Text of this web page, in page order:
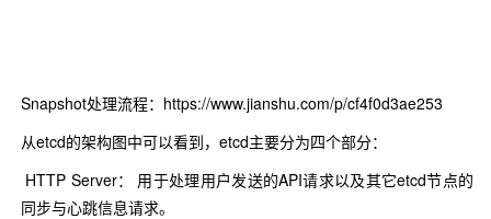
Snapshot处理流程：https://www.jianshu.com/p/cf4f0d3ae253
从etcd的架构图中可以看到，etcd主要分为四个部分：
HTTP Server： 用于处理用户发送的API请求以及其它etcd节点的
同步与心跳信息请求。